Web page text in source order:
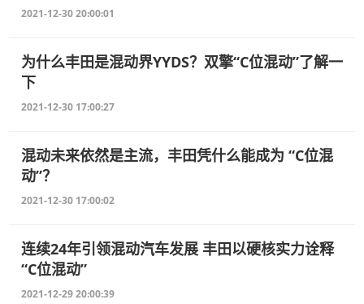
2021-12-30 20:00:01
为什么丰田是混动界YYDS？双擎“C位混动”了解一
下
2021-12-30 17:00:27
混动未来依然是主流，丰田凭什么能成为 “C位混
动”？
2021-12-30 17:00:02
连续24年引领混动汽车发展 丰田以硬核实力诠释
“C位混动”
2021-12-29 20:00:39